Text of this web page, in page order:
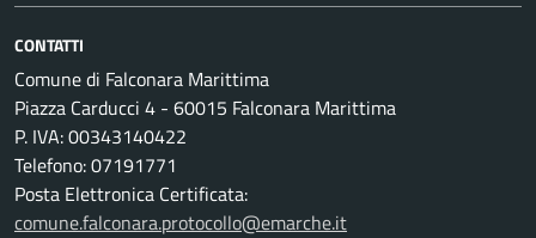
CONTATTI
Comune di Falconara Marittima
Piazza Carducci 4 - 60015 Falconara Marittima
P. IVA: 00343140422
Telefono: 07191771
Posta Elettronica Certificata:
comune.falconara.protocollo@emarche.it